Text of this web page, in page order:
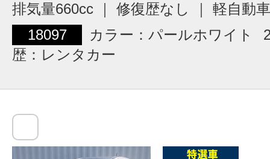
排気量660cc ｜ 修復歴なし ｜ 軽自動車
18097
カラー：パールホワイト
歴：レンタカー